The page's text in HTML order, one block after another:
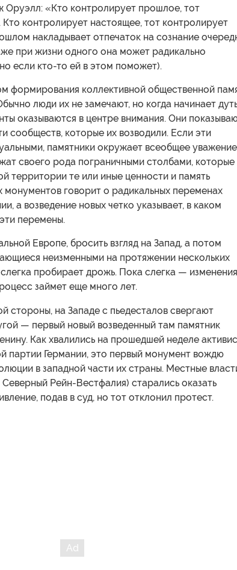
«Кто контролирует прошлое, тот
контролирует настоящее, тот контролирует
накладывает отпечаток на сознание
при жизни одного она может радикально
если кто-то ей в этом поможет).
формирования коллективной общественной
люди их не замечают, но когда начинает
оказываются в центре внимания. Они
сообществ, которые их возводили. Если эти
памятники окружает всеобщее
своего рода пограничными столбами, которые
территории те или иные ценности и память
монументов говорит о радикальных переменах
а возведение новых четко указывает, в каком
перемены.
Европе, бросить взгляд на Запад, а потом
неизменными на протяжении нескольких
пробирает дрожь. Пока слегка — изменения
займет еще много лет.
стороны, на Западе с пьедесталов свергают
— первый новый возведенный там памятник
Как хвалились на прошедшей неделе
партии Германии, это первый монумент вождю
в западной части их страны. Местные
Северный Рейн-Вестфалия) старались оказать
подав в суд, но тот отклонил протест.